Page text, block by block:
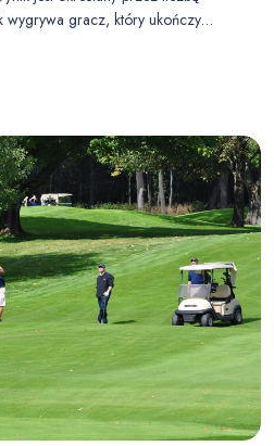
wygrywa gracz, który ukończy…